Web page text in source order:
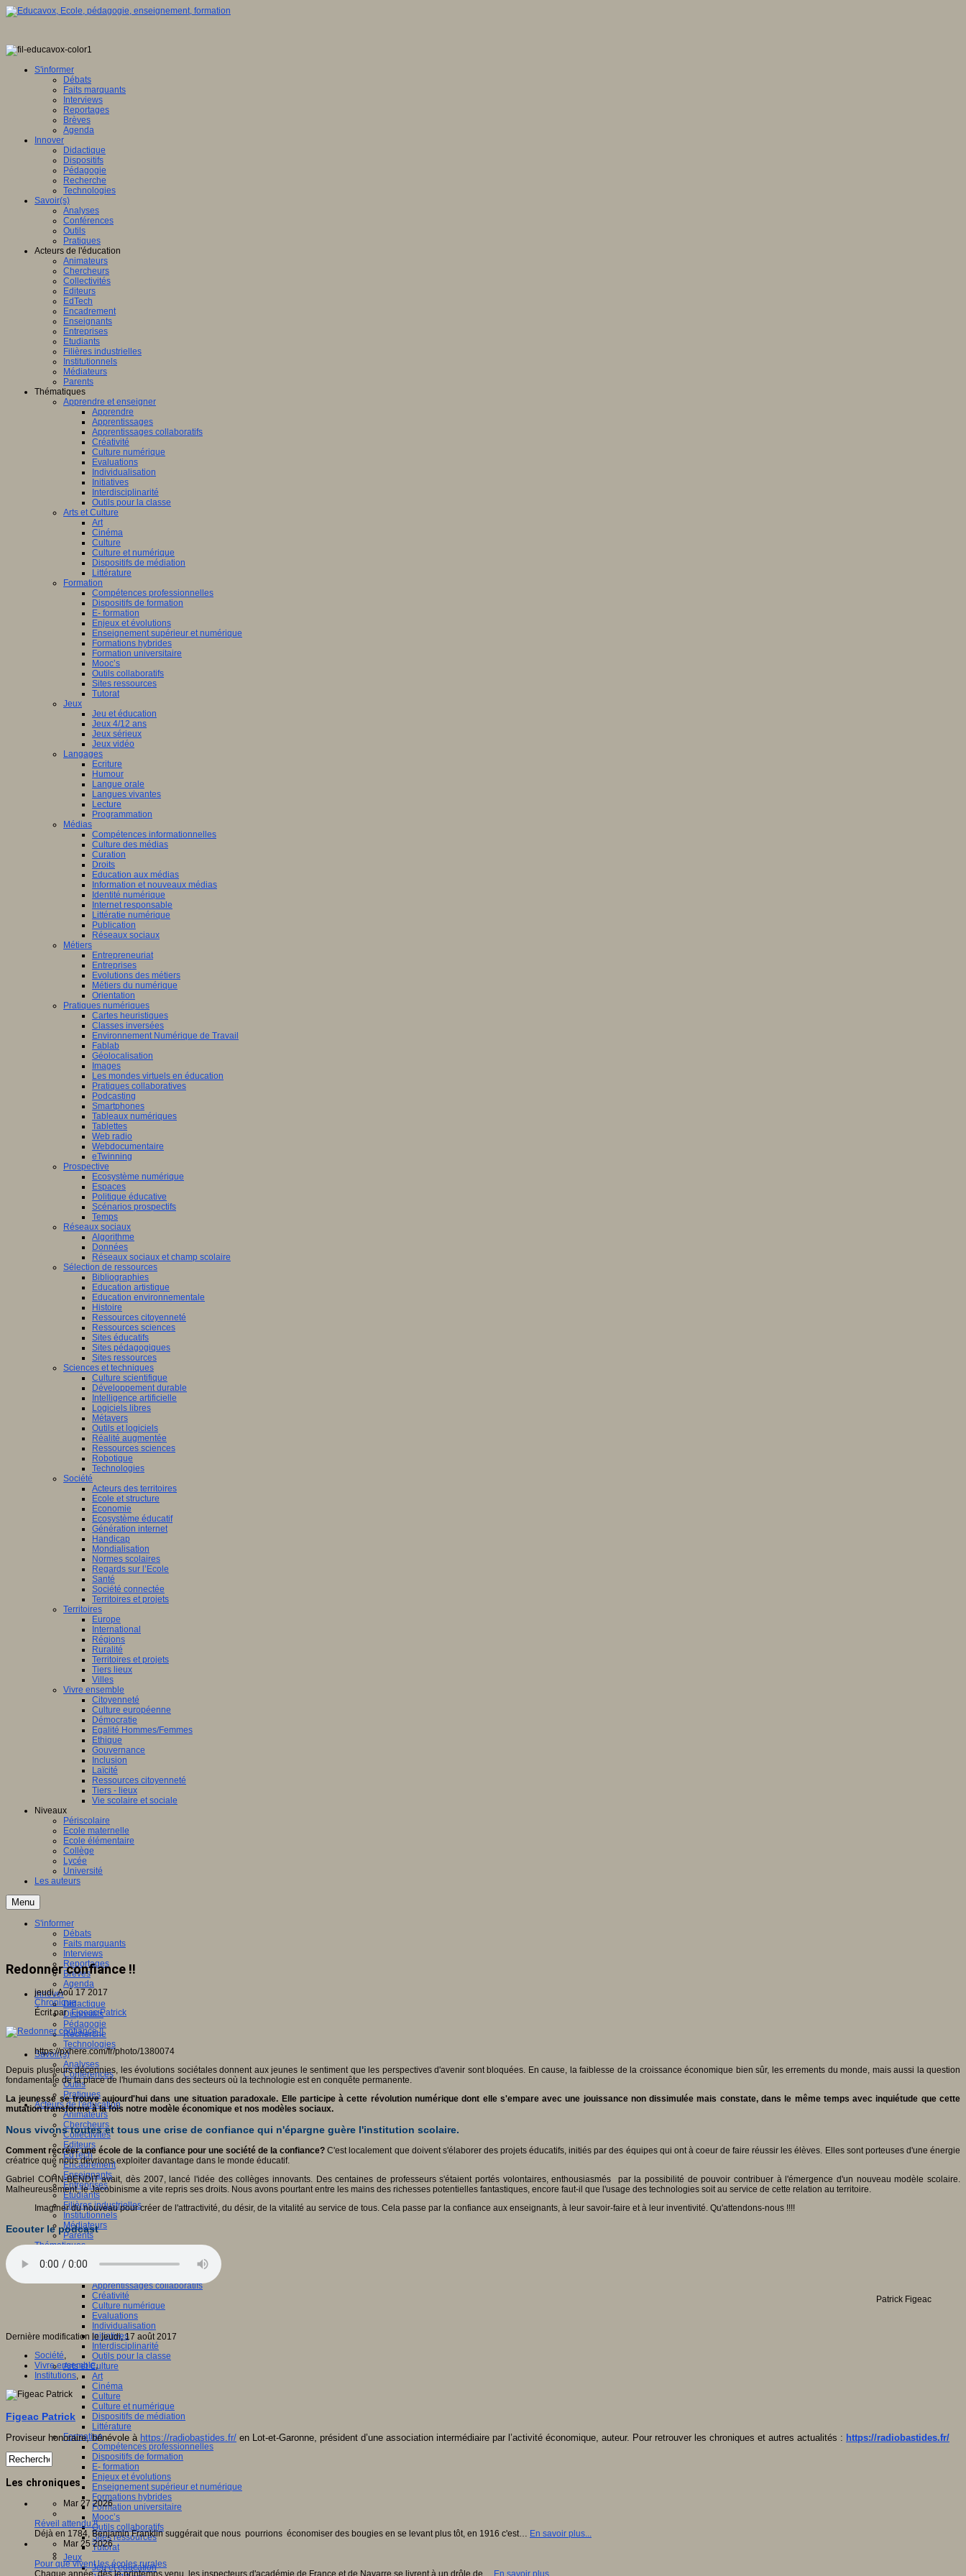
S'informer
Débats
Faits marquants
Interviews
Reportages
Brèves
Agenda
Innover
Didactique
Dispositifs
Pédagogie
Recherche
Technologies
Savoir(s)
Analyses
Conférences
Outils
Pratiques
Acteurs de l'éducation
Animateurs
Chercheurs
Collectivités
Editeurs
EdTech
Encadrement
Enseignants
Entreprises
Etudiants
Filières industrielles
Institutionnels
Médiateurs
Parents
Thématiques
Apprendre et enseigner
Apprendre
Apprentissages
Apprentissages collaboratifs
Créativité
Culture numérique
Evaluations
Individualisation
Initiatives
Interdisciplinarité
Outils pour la classe
Arts et Culture
Art
Cinéma
Culture
Culture et numérique
Dispositifs de médiation
Littérature
Formation
Compétences professionnelles
Dispositifs de formation
E- formation
Enjeux et évolutions
Enseignement supérieur et numérique
Formations hybrides
Formation universitaire
Mooc’s
Outils collaboratifs
Sites ressources
Tutorat
Jeux
Jeu et éducation
Jeux 4/12 ans
Jeux sérieux
Jeux vidéo
Langages
Ecriture
Humour
Langue orale
Langues vivantes
Lecture
Programmation
Médias
Compétences informationnelles
Culture des médias
Curation
Droits
Education aux médias
Information et nouveaux médias
Identité numérique
Internet responsable
Littératie numérique
Publication
Réseaux sociaux
Métiers
Entrepreneuriat
Entreprises
Evolutions des métiers
Métiers du numérique
Orientation
Pratiques numériques
Cartes heuristiques
Classes inversées
Environnement Numérique de Travail
Fablab
Géolocalisation
Images
Les mondes virtuels en éducation
Pratiques collaboratives
Podcasting
Smartphones
Tableaux numériques
Tablettes
Web radio
Webdocumentaire
eTwinning
Prospective
Ecosystème numérique
Espaces
Politique éducative
Scénarios prospectifs
Temps
Réseaux sociaux
Algorithme
Données
Réseaux sociaux et champ scolaire
Sélection de ressources
Bibliographies
Education artistique
Education environnementale
Histoire
Ressources citoyenneté
Ressources sciences
Sites éducatifs
Sites pédagogiques
Sites ressources
Sciences et techniques
Culture scientifique
Développement durable
Intelligence artificielle
Logiciels libres
Métavers
Outils et logiciels
Réalité augmentée
Ressources sciences
Robotique
Technologies
Société
Acteurs des territoires
Ecole et structure
Economie
Ecosystème éducatif
Génération internet
Handicap
Mondialisation
Normes scolaires
Regards sur l’Ecole
Santé
Société connectée
Territoires et projets
Territoires
Europe
International
Régions
Ruralité
Territoires et projets
Tiers lieux
Villes
Vivre ensemble
Citoyenneté
Culture européenne
Démocratie
Egalité Hommes/Femmes
Ethique
Gouvernance
Inclusion
Laïcité
Ressources citoyenneté
Tiers - lieux
Vie scolaire et sociale
Niveaux
Périscolaire
Ecole maternelle
Ecole élémentaire
Collège
Lycée
Université
Les auteurs
Menu
S'informer
Débats
Faits marquants
Interviews
Reportages
Brèves
Agenda
Innover
Didactique
Dispositifs
Pédagogie
Recherche
Technologies
Savoir(s)
Analyses
Conférences
Outils
Pratiques
Acteurs de l'éducation
Animateurs
Chercheurs
Collectivités
Editeurs
EdTech
Encadrement
Enseignants
Entreprises
Etudiants
Filières industrielles
Institutionnels
Médiateurs
Parents
Thématiques
Apprendre
Apprentissages collaboratifs
Créativité
Culture numérique
Evaluations
Individualisation
Initiatives
Interdisciplinarité
Outils pour la classe
Arts et Culture
Art
Cinéma
Culture
Culture et numérique
Dispositifs de médiation
Littérature
Formation
Compétences professionnelles
Dispositifs de formation
E- formation
Enjeux et évolutions
Enseignement supérieur et numérique
Formations hybrides
Formation universitaire
Mooc’s
Outils collaboratifs
Sites ressources
Tutorat
Jeux
Jeu et éducation
Redonner confiance !!
jeudi, Aoû 17 2017
Chronique
Écrit parFigeac Patrick
https://pxhere.com/fr/photo/1380074
Depuis plusieurs décennies, les évolutions sociétales donnent aux jeunes le sentiment que les perspectives d'avenir sont bloquées. En cause, la faiblesse de la croissance économique bien sûr, les errements du monde, mais aussi la question
fondamentale de la place de l'humain dans des secteurs où la technologie est en conquête permanente.
La jeunesse se trouve aujourd'hui dans une situation paradoxale. Elle participe à cette révolution numérique dont elle s'empare avec une jouissance non dissimulée mais constate, dans le même temps avec inquiétude que cette
mutation transforme à la fois notre modèle économique et nos modèles sociaux.
Nous vivons toutes et tous une crise de confiance qui n'épargne guère l'institution scolaire.
Comment recréer une école de la confiance pour une société de la confiance? C'est localement que doivent s'élaborer des projets éducatifs, initiés par des équipes qui ont à coeur de faire réussir les élèves. Elles sont porteuses d'une énergie
créatrice que nous devrions exploiter davantage dans le monde éducatif.
Gabriel COHN-BENDIT avait, dès 2007, lancé l'idée des collèges innovants. Des centaines de professeurs s'étaient portés volontaires, enthousiasmés par la possibilité de pouvoir contribuer à l'émergence d'un nouveau modèle scolaire.
Malheureusement, le Jacobinisme a vite repris ses droits. Nous avons pourtant entre les mains des richesses potentielles fantastiques, encore faut-il que l'usage des technologies soit au service de cette relation au territoire.
Imaginer du nouveau pour créer de l'attractivité, du désir, de la vitalité au service de tous. Cela passe par la confiance aux enseignants, à leur savoir-faire et à leur inventivité. Qu'attendons-nous !!!!
Ecouter le podcast
Patrick Figeac
Dernière modification le jeudi, 17 août 2017
Société,
Vivre ensemble,
Institutions,
Figeac Patrick
Proviseur honoraire, bénévole à https://radiobastides.fr/ en Lot-et-Garonne, président d’une association intermédiaire par l’activité économique, auteur. Pour retrouver les chroniques et autres actualités : https://radiobastides.fr/
Les chroniques
Mar 27 2026
Réveil attendu !!
Déjà en 1784, Benjamin Franklin suggérait que nous pourrions économiser des bougies en se levant plus tôt, en 1916 c'est… En savoir plus...
Mar 25 2026
Pour que vivent les écoles rurales
Chaque année, dès le printemps venu, les inspecteurs d'académie de France et de Navarre se livrent à un drôle de…
En savoir plus...